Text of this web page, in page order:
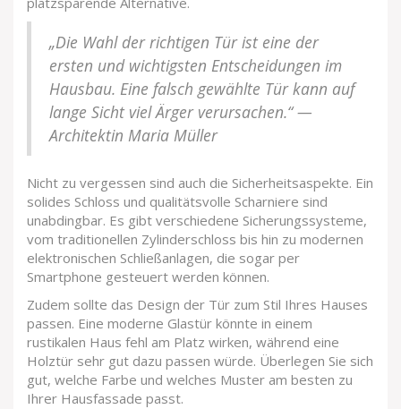
„Die Wahl der richtigen Tür ist eine der
ersten und wichtigsten Entscheidungen im
Hausbau. Eine falsch gewählte Tür kann auf
lange Sicht viel Ärger verursachen.“ —
Architektin Maria Müller
Nicht zu vergessen sind auch die Sicherheitsaspekte. Ein
solides Schloss und qualitätsvolle Scharniere sind
unabdingbar. Es gibt verschiedene Sicherungssysteme,
vom traditionellen Zylinderschloss bis hin zu modernen
elektronischen Schließanlagen, die sogar per
Smartphone gesteuert werden können.
Zudem sollte das Design der Tür zum Stil Ihres Hauses
passen. Eine moderne Glastür könnte in einem
rustikalen Haus fehl am Platz wirken, während eine
Holztür sehr gut dazu passen würde. Überlegen Sie sich
gut, welche Farbe und welches Muster am besten zu
Ihrer Hausfassade passt.